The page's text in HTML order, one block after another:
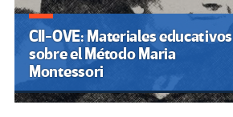
CII-OVE: Materiales educativos
sobre el Método Maria
Montessori